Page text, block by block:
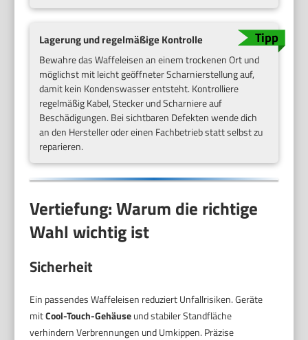
Lagerung und regelmäßige Kontrolle
Bewahre das Waffeleisen an einem trockenen Ort und
möglichst mit leicht geöffneter Scharnierstellung auf,
damit kein Kondenswasser entsteht. Kontrolliere
regelmäßig Kabel, Stecker und Scharniere auf
Beschädigungen. Bei sichtbaren Defekten wende dich
an den Hersteller oder einen Fachbetrieb statt selbst zu
reparieren.
Vertiefung: Warum die richtige
Wahl wichtig ist
Sicherheit
Ein passendes Waffeleisen reduziert Unfallrisiken. Geräte
mitCool-Touch-Gehäuseund stabiler Standfläche
verhindern Verbrennungen und Umkippen. Präzise